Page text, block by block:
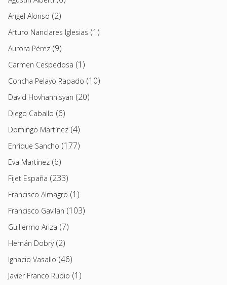
Angel Alonso (2)
Arturo Nanclares Iglesias (1)
Aurora Pérez (9)
Carmen Cespedosa (1)
Concha Pelayo Rapado (10)
David Hovhannisyan (20)
Diego Caballo (6)
Domingo Martínez (4)
Enrique Sancho (177)
Eva Martinez (6)
Fijet España (233)
Francisco Almagro (1)
Francisco Gavilan (103)
Guillermo Ariza (7)
Hernán Dobry(2)
Ignacio Vasallo (46)
Javier Franco Rubio (1)